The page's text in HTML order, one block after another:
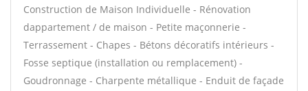
Construction de Maison Individuelle - Rénovation
dappartement / de maison - Petite maçonnerie -
Terrassement - Chapes - Bétons décoratifs intérieurs -
Fosse septique (installation ou remplacement) -
Goudronnage - Charpente métallique - Enduit de façade